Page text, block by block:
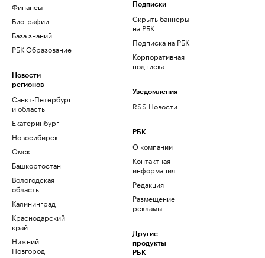
Финансы
Биографии
База знаний
РБК Образование
Новости
регионов
Санкт-Петербург
и область
Екатеринбург
Новосибирск
Омск
Башкортостан
Вологодская
область
Калининград
Краснодарский
край
Нижний
Новгород
Подписки
Скрыть баннеры
на РБК
Подписка на РБК
Корпоративная
подписка
Уведомления
RSS Новости
РБК
О компании
Контактная
информация
Редакция
Размещение
рекламы
Другие
продукты
РБК